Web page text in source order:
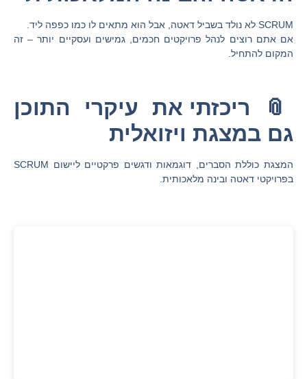
SCRUM לא נולד בשביל דאטה, אבל הוא מתאים לו כמו כפפה ליד.
אם אתם רוצים לנהל פרויקטים חכמים, גמישים ועסקיים יותר – זה
המקום להתחיל.
📎 ריכזתי את עיקרי התוכן
גם במצגת ויזואלית
המצגת כוללת הסברים, דוגמאות ודגשים פרקטיים ליישום SCRUM
בפרויקטי דאטה ובינה מלאכותית.